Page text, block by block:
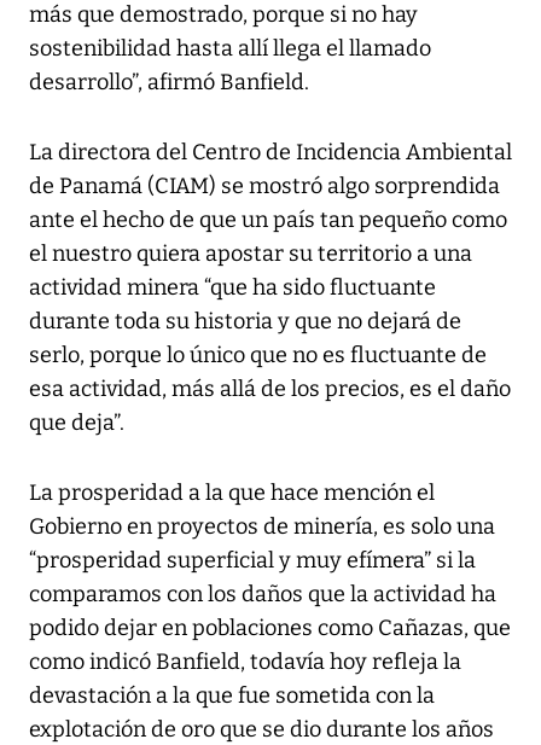
más que demostrado, porque si no hay
sostenibilidad hasta allí llega el llamado
desarrollo”, afirmó Banfield.
La directora del Centro de Incidencia Ambiental
de Panamá (CIAM) se mostró algo sorprendida
ante el hecho de que un país tan pequeño como
el nuestro quiera apostar su territorio a una
actividad minera “que ha sido fluctuante
durante toda su historia y que no dejará de
serlo, porque lo único que no es fluctuante de
esa actividad, más allá de los precios, es el daño
que deja”.
La prosperidad a la que hace mención el
Gobierno en proyectos de minería, es solo una
“prosperidad superficial y muy efímera” si la
comparamos con los daños que la actividad ha
podido dejar en poblaciones como Cañazas, que
como indicó Banfield, todavía hoy refleja la
devastación a la que fue sometida con la
explotación de oro que se dio durante los años